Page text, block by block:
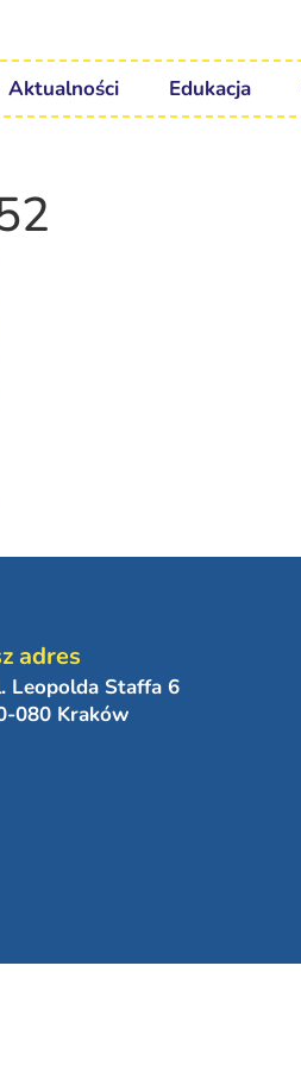
Aktualności Edukacja
adres
Leopolda Staffa 6
080 Kraków